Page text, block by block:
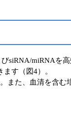
siRNA/miRNAを
す（図4）。
た、血清を含む